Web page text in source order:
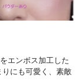
エンボス加工した
りにも可愛く、素敵